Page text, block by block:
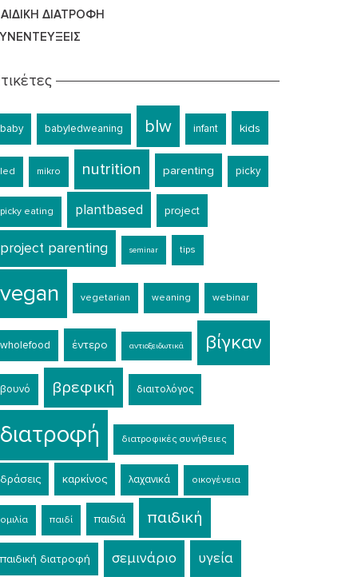
ΔΙΑΤΡΟΦΉ
baby babyledweaning blw infant kids
led mikro nutrition parenting picky
picky eating plantbased project
project parenting seminar tips
vegan vegetarian weaning webinar
wholefood έντερο αντιοξειδωτικά βίγκαν
βουνό βρεφική διαιτολόγος
διατροφή διατροφικές συνήθειες
δράσεις καρκίνος λαχανικά οικογένεια
ομιλία παιδί παιδιά παιδική
παιδική διατροφή σεμινάριο υγεία